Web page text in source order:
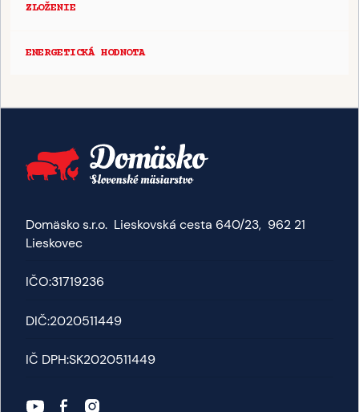
ZLOŽENIE
ENERGETICKÁ HODNOTA
Domäsko s.r.o. Lieskovská cesta 640/23, 962 21
Lieskovec
IČO:31719236
DIČ:2020511449
IČ DPH:SK2020511449